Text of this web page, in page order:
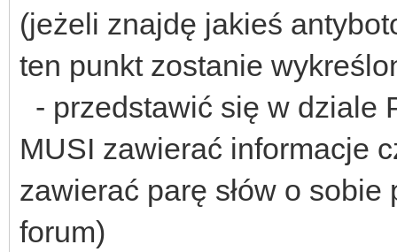
(jeżeli znajdę jakieś
ten punkt zostanie
- przedstawić się w dziale
MUSI zawierać informacje
zawierać parę słów o
forum)